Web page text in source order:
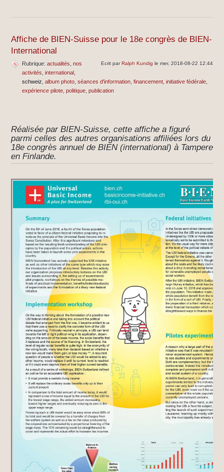
Affiche de BIEN-Suisse pour le 18e congrès de BIEN-
International
Ecrit parRalph Kundig le mer, 2018-08-22 12:44
Rubrique: actualités nos
activités international
schweiz album photo séances d'information financement initiative fédérale
expérience pilote politique publication
Réalisée par BIEN-Suisse, cette affiche a figuré
parmi celles des autres organisations affiliées lors du
18e congrès annuel de BIEN (international) à Tampere
en Finlande.